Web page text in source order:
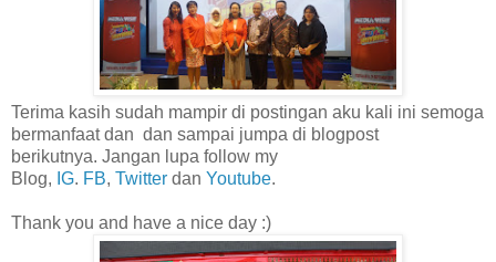
Terima kasih sudah mampir di postingan aku kali ini semoga
bermanfaat dan dan sampai jumpa di blogpost
berikutnya. Jangan lupa follow my
Blog, IG. FB, Twitter dan Youtube.
Thank you and have a nice day :)